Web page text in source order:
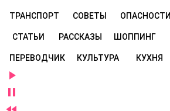
ТРАНСПОРТ СОВЕТЫ ОПАСНОСТИ
СТАТЬИ РАССКАЗЫ ШОППИНГ
ПЕРЕВОДЧИК КУЛЬТУРА КУХНЯ

